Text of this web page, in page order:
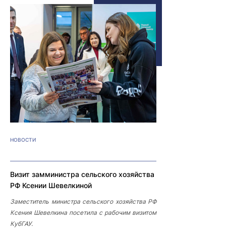
НОВОСТИ
Визит замминистра сельского хозяйства
РФ Ксении Шевелкиной
Заместитель министра сельского хозяйства РФ
Ксения Шевелкина посетила с рабочим визитом
КубГАУ.